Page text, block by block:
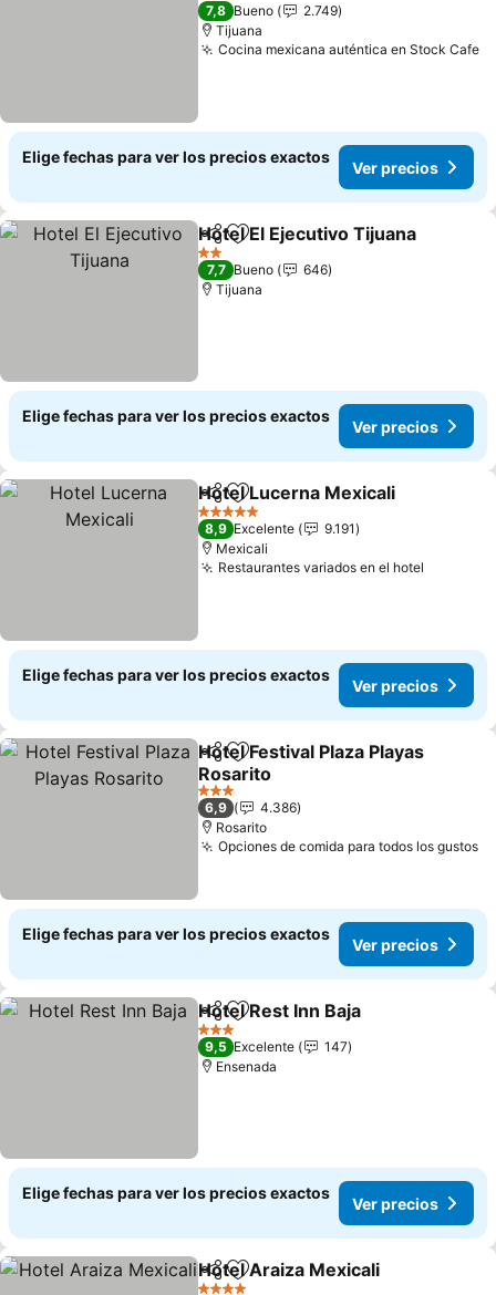
7,8 Bueno
2.749
Tijuana
Cocina mexicana auténtica en Stock Cafe
Elige fechas para ver los precios exactos
Ver precios
CompartirAgregar a favoritos
Hotel El Ejecutivo Tijuana
2 Estrellas
7,7 Bueno
646
Tijuana
Elige fechas para ver los precios exactos
Ver precios
CompartirAgregar a favoritos
Hotel Lucerna Mexicali
5 Estrellas
8,9 Excelente
9.191
Mexicali
Restaurantes variados en el hotel
Elige fechas para ver los precios exactos
Ver precios
CompartirAgregar a favoritos
Hotel Festival Plaza Playas
Rosarito
Ver precios
3 Estrellas
6,9
4.386
Rosarito
Opciones de comida para todos los gustos
Elige fechas para ver los precios exactos
Ver precios
CompartirAgregar a favoritos
Hotel Rest Inn Baja
3 Estrellas
9,5 Excelente
147
Ensenada
Elige fechas para ver los precios exactos
Ver precios
CompartirAgregar a favoritos
Hotel Araiza Mexicali